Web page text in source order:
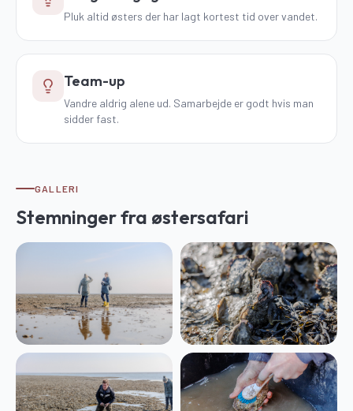
Pluk altid østers der har lagt kortest tid over vandet.
Team-up
Vandre aldrig alene ud. Samarbejde er godt hvis man
sidder fast.
GALLERI
Stemninger fra østersafari